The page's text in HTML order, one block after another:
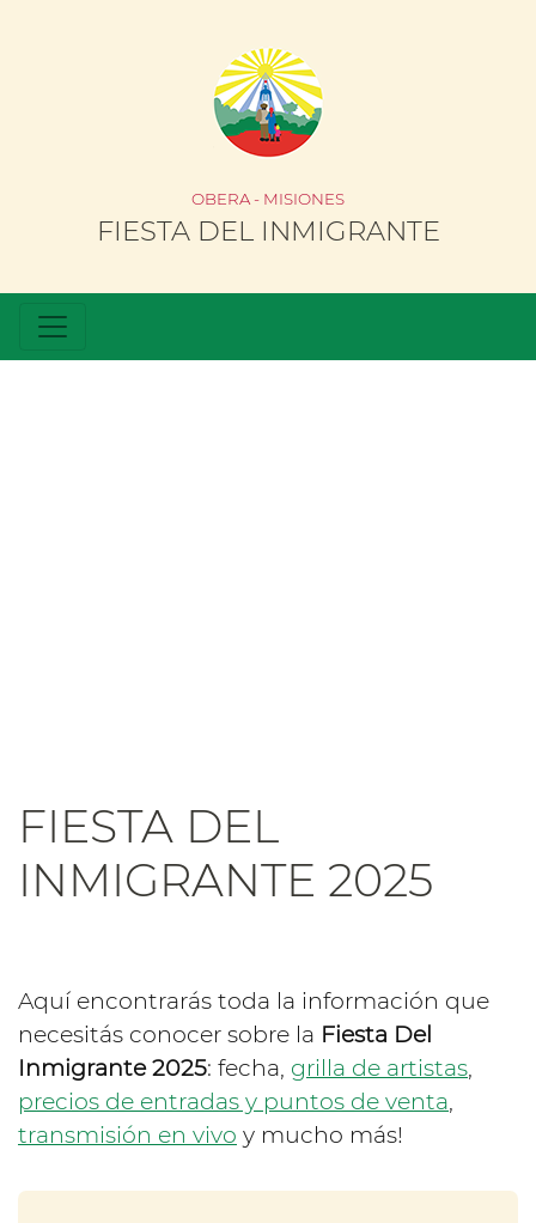
OBERA - MISIONES
FIESTA DEL INMIGRANTE
FIESTA DEL
INMIGRANTE 2025
Aquí encontrarás toda la información que
necesitás conocer sobre la Fiesta Del
Inmigrante 2025: fecha, grilla de artistas,
precios de entradas y puntos de venta,
transmisión en vivo y mucho más!